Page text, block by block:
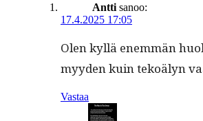
Antti sanoo:
17.4.2025 17:05
Olen kyl­lä enem­män
myy­den kuin tekoä­lyn
Vastaa